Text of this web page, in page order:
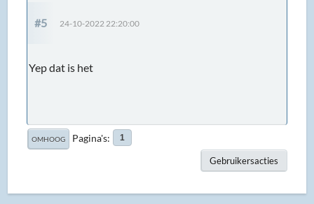
#5 24-10-2022 22:20:00
Yep dat is het
OMHOOG Pagina's 1
Gebruikersacties